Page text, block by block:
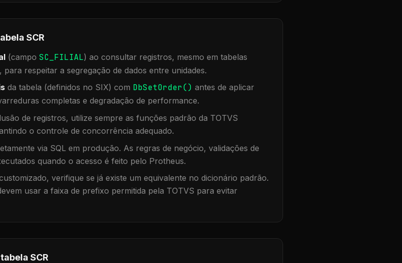
SCR
(campo SC_FILIAL) ao consultar registros, mesmo em tabelas
respeitar a segregação de dados entre unidades.
da tabela (definidos no SIX) com DbSetOrder() antes de aplicar
completas e degradação de performance.
de registros, utilize sempre as funções padrão da TOTVS
o controle de concorrência adequado.
via SQL em produção. As regras de negócio, validações de
quando o acesso é feito pelo Protheus.
verifique se já existe um equivalente no dicionário padrão.
usar a faixa de prefixo permitida pela TOTVS para evitar
SCR